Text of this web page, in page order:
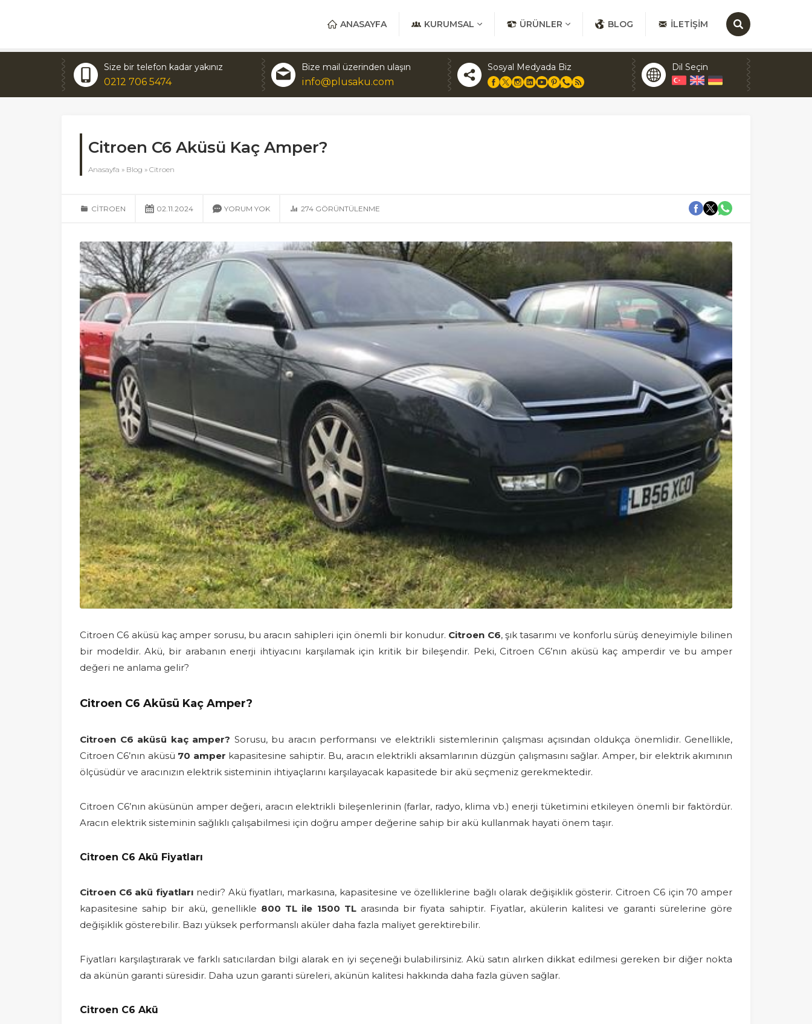
ANASAYFA KURUMSAL ÜRÜNLER BLOG İLETIŞIM
Size bir telefon kadar yakınız
0212 706 5474
Bize mail üzerinden ulaşın
info@plusaku.com
Sosyal Medyada Biz Dil Seçin
Citroen C6 Aküsü Kaç Amper?
Anasayfa » Blog » Citroen
CITROEN 02.11.2024 YORUM YOK 274 GÖRÜNTÜLENME
Citroen C6 aküsü kaç amper sorusu, bu aracın sahipleri için önemli bir konudur. Citroen C6, şık tasarımı ve konforlu sürüş deneyimiyle bilinen
bir modeldir. Akü, bir arabanın enerji ihtiyacını karşılamak için kritik bir bileşendir. Peki, Citroen C6’nın aküsü kaç amperdir ve bu amper
değeri ne anlama gelir?
Citroen C6 Aküsü Kaç Amper?
Citroen C6 aküsü kaç amper? Sorusu, bu aracın performansı ve elektrikli sistemlerinin çalışması açısından oldukça önemlidir. Genellikle,
Citroen C6’nın aküsü 70 amper kapasitesine sahiptir. Bu, aracın elektrikli aksamlarının düzgün çalışmasını sağlar. Amper, bir elektrik akımının
ölçüsüdür ve aracınızın elektrik sisteminin ihtiyaçlarını karşılayacak kapasitede bir akü seçmeniz gerekmektedir.
Citroen C6’nın aküsünün amper değeri, aracın elektrikli bileşenlerinin (farlar, radyo, klima vb.) enerji tüketimini etkileyen önemli bir faktördür.
Aracın elektrik sisteminin sağlıklı çalışabilmesi için doğru amper değerine sahip bir akü kullanmak hayati önem taşır.
Citroen C6 Akü Fiyatları
Citroen C6 akü fiyatları nedir? Akü fiyatları, markasına, kapasitesine ve özelliklerine bağlı olarak değişiklik gösterir. Citroen C6 için 70 amper
kapasitesine sahip bir akü, genellikle 800 TL ile 1500 TLarasında bir fiyata sahiptir. Fiyatlar, akülerin kalitesi ve garanti sürelerine göre
değişiklik gösterebilir. Bazı yüksek performanslı aküler daha fazla maliyet gerektirebilir.
Fiyatları karşılaştırarak ve farklı satıcılardan bilgi alarak en iyi seçeneği bulabilirsiniz. Akü satın alırken dikkat edilmesi gereken bir diğer nokta
da akünün garanti süresidir. Daha uzun garanti süreleri, akünün kalitesi hakkında daha fazla güven sağlar.
Citroen C6 Akü